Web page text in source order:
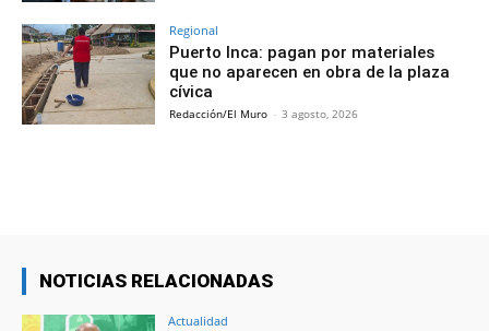
Regional
Puerto Inca: pagan por materiales
que no aparecen en obra de la plaza
cívica
Redacción/El Muro - 3 agosto, 2026
NOTICIAS RELACIONADAS
Actualidad